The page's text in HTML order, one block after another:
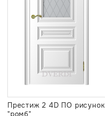
Престиж 2 4D ПО рисунок
"ромб"